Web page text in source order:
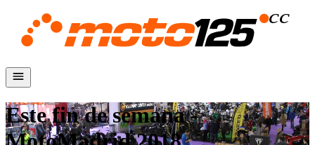
Este fin de semana -